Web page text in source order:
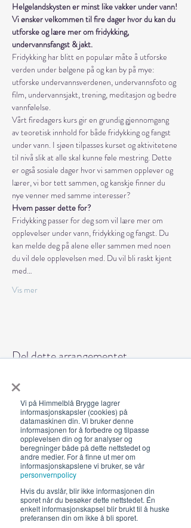
×
Vi på Himmelblå Brygge lagrer
informasjonskapsler (cookies) på
datamaskinen din. Vi bruker denne
informasjonen for å forbedre og tilpasse
opplevelsen din og for analyser og
beregninger både på dette nettstedet og
andre medier. For å finne ut mer om
informasjonskapslene vi bruker, se vår
personvernpolicy
Hvis du avslår, blir ikke informasjonen din
sporet når du besøker dette nettstedet. Én
enkelt informasjonskapsel blir brukt til å huske
preferansen din om ikke å bli sporet.
Helgelandskysten er minst like vakker under vann!
Vi ønsker velkommen til fire dager hvor du kan du
utforske og lære mer om fridykking,
undervannsfangst & jakt.
Fridykking har blitt en populær måte å utforske
verden under bølgene på og kan by på mye:
utforske undervannsverdenen, undervannsfoto og
film, undervannsjakt, trening, meditasjon og bedre
vannfølelse.
Vårt firedagers kurs gir en grundig gjennomgang
av teoretisk innhold for både fridykking og fangst
under vann. I sjøen tilpasses kurset og aktivitetene
til nivå slik at alle skal kunne føle mestring. Dette
er også sosiale dager hvor vi sammen opplever og
lærer, vi bor tett sammen, og kanskje finner du
nye venner med samme interesser?
Hvem passer dette for?
Fridykking passer for deg som vil lære mer om
opplevelser under vann, fridykking og fangst. Du
kan melde deg på alene eller sammen med noen
du vil dele opplevelsen med. Du vil bli raskt kjent
med…
Vis mer
Del dette arrangementet
Åpningstider 2026
19. juni - 5. august 12-23 (02)
Lunsj 12-16:30 | Middag 18:30
Fra 30.7 begrenset servering
12-17, middag 18.30